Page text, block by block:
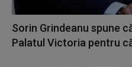
Sorin Grindeanu spune
Palatul Victoria pentru